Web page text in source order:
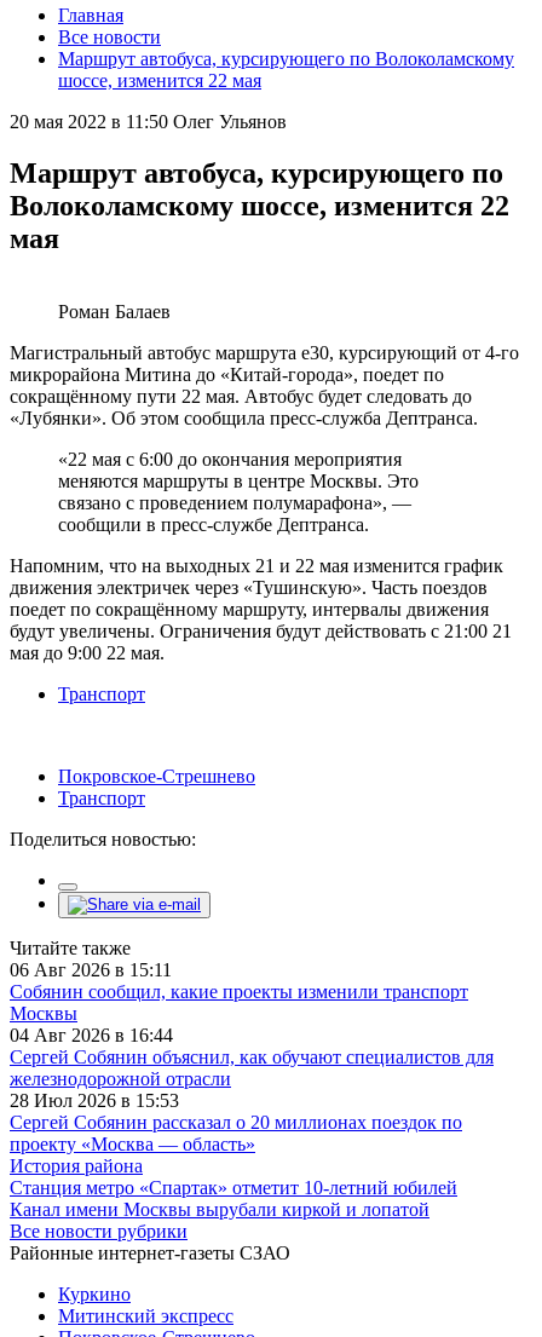
Главная
Все новости
Маршрут автобуса, курсирующего по Волоколамскому
шоссе, изменится 22 мая
20 мая 2022 в 11:50 Олег Ульянов
Маршрут автобуса, курсирующего по
Волоколамскому шоссе, изменится 22
мая
Роман Балаев
Магистральный автобус маршрута е30, курсирующий от 4-го
микрорайона Митина до «Китай-города», поедет по
сокращённому пути 22 мая. Автобус будет следовать до
«Лубянки». Об этом сообщила пресс-служба Дептранса.
«22 мая с 6:00 до окончания мероприятия
меняются маршруты в центре Москвы. Это
связано с проведением полумарафона», —
сообщили в пресс-службе Дептранса.
Напомним, что на выходных 21 и 22 мая изменится график
движения электричек через «Тушинскую». Часть поездов
поедет по сокращённому маршруту, интервалы движения
будут увеличены. Ограничения будут действовать с 21:00 21
мая до 9:00 22 мая.
Транспорт
Покровское-Стрешнево
Транспорт
Поделиться новостью:
Читайте также
06 Авг 2026 в 15:11
Собянин сообщил, какие проекты изменили транспорт
Москвы
04 Авг 2026 в 16:44
Сергей Собянин объяснил, как обучают специалистов для
железнодорожной отрасли
28 Июл 2026 в 15:53
Сергей Собянин рассказал о 20 миллионах поездок по
проекту «Москва — область»
История района
Станция метро «Спартак» отметит 10-летний юбилей
Канал имени Москвы вырубали киркой и лопатой
Все новости рубрики
Районные интернет-газеты СЗАО
Куркино
Митинский экспресс